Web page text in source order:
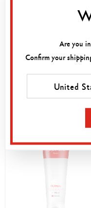
21,00 €
Are you
Confirm your
United